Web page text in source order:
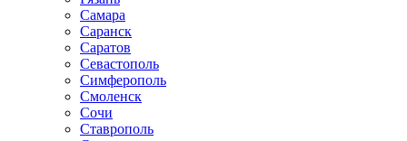
Самара
Саранск
Саратов
Севастополь
Симферополь
Смоленск
Сочи
Ставрополь